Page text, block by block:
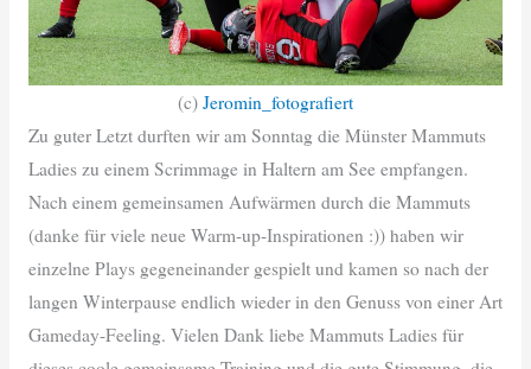
(c) Jeromin_fotografiert
Zu guter Letzt durften wir am Sonntag die Münster Mammuts
Ladies zu einem Scrimmage in Haltern am See empfangen.
Nach einem gemeinsamen Aufwärmen durch die Mammuts
(danke für viele neue Warm-up-Inspirationen :)) haben wir
einzelne Plays gegeneinander gespielt und kamen so nach der
langen Winterpause endlich wieder in den Genuss von einer Art
Gameday-Feeling. Vielen Dank liebe Mammuts Ladies für